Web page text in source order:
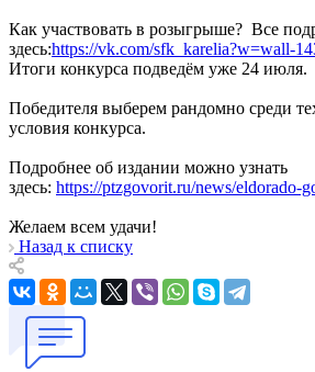
Как участвовать в розыгрыше? Все
здесь:https://vk.com/sfk_karelia?w=wall-
Итоги конкурса подведём уже 24 июля.
Победителя выберем рандомно среди
условия конкурса.
Подробнее об издании можно узнать
здесь: https://ptzgovorit.ru/news/eldorado-
Желаем всем удачи!
Назад к списку